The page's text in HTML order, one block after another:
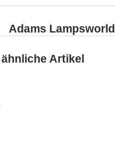
Adams
Lampsworld
Adams Lampsworld
ähnliche Artikel